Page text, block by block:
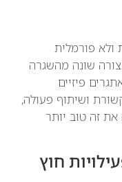
ולא פורמלית
שונה מהשגרה
פיזיים
ושיתוף פעולה,
זה טוב יותר
חוץ